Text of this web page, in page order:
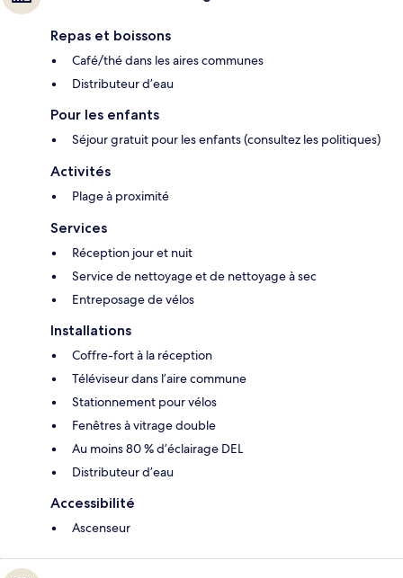
Repas et boissons
Café/thé dans les aires communes
Distributeur d’eau
Pour les enfants
Séjour gratuit pour les enfants (consultez les politiques)
Activités
Plage à proximité
Services
Réception jour et nuit
Service de nettoyage et de nettoyage à sec
Entreposage de vélos
Installations
Coffre-fort à la réception
Téléviseur dans l’aire commune
Stationnement pour vélos
Fenêtres à vitrage double
Au moins 80 % d’éclairage DEL
Distributeur d’eau
Accessibilité
Ascenseur